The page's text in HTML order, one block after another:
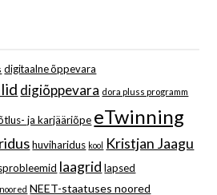
digitaalne õppevara
digiõppevara dora pluss programm
ja karjääriõpe eTwinning
huviharidus kool Kristjan Jaagu
laagrid lapsed
NEET-staatuses noored